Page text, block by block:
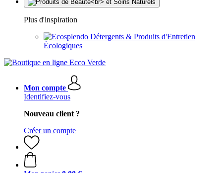
Plus d'inspiration
Détergents & Produits d'Entretien
Écologiques
Mon compte
Identifiez-vous
Nouveau client ?
Créer un compte